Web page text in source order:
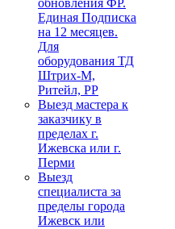
обновления ФР.
Единая Подписка
на 12 месяцев.
Для
оборудования ТД
Штрих-М,
Ритейл, РР
Выезд мастера к
заказчику в
пределах г.
Ижевска или г.
Перми
Выезд
специалиста за
пределы города
Ижевск или